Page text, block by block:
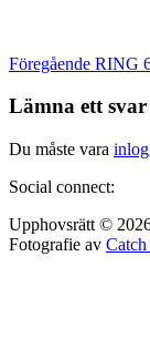
Föregående RING
Lämna ett svar
Du måste vara
Social connect:
Upphovsrätt ©
Fotografie av Catch